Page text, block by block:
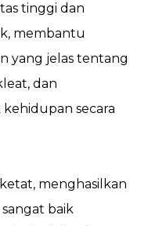
tinggi dan
membantu
yang jelas tentang
dan
secara
menghasilkan
baik